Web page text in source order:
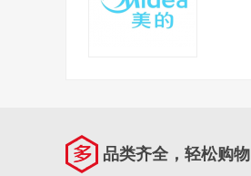
品类齐全，轻松购物